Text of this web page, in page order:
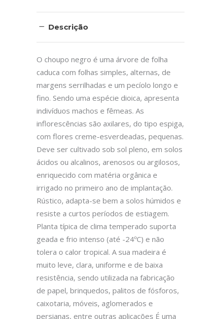
Descrição
O choupo negro é uma árvore de folha
caduca com folhas simples, alternas, de
margens serrilhadas e um pecíolo longo e
fino. Sendo uma espécie dioica, apresenta
indivíduos machos e fêmeas. As
inflorescências são axilares, do tipo espiga,
com flores creme-esverdeadas, pequenas.
Deve ser cultivado sob sol pleno, em solos
ácidos ou alcalinos, arenosos ou argilosos,
enriquecido com matéria orgânica e
irrigado no primeiro ano de implantação.
Rústico, adapta-se bem a solos húmidos e
resiste a curtos períodos de estiagem.
Planta típica de clima temperado suporta
geada e frio intenso (até -24ºC) e não
tolera o calor tropical. A sua madeira é
muito leve, clara, uniforme e de baixa
resistência, sendo utilizada na fabricação
de papel, brinquedos, palitos de fósforos,
caixotaria, móveis, aglomerados e
persianas, entre outras aplicações É uma